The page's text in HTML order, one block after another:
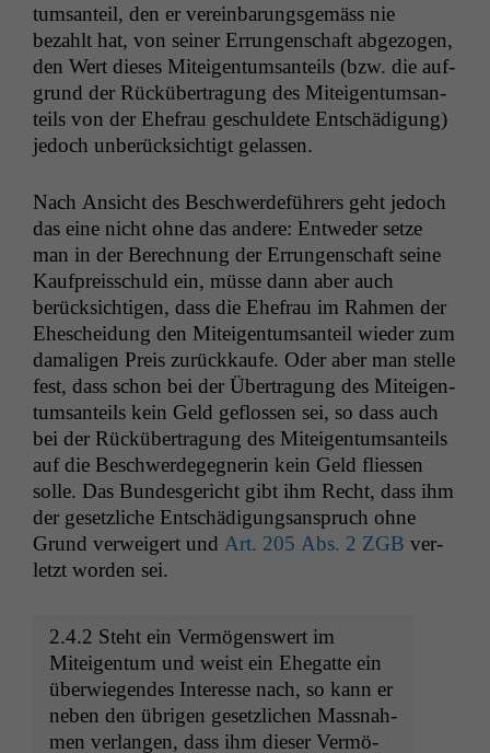
tum­san­teil, den er vere­in­barungs­gemäss nie
bezahlt hat, von sein­er Errun­gen­schaft abge­zo­gen,
den Wert dieses Miteigen­tum­san­teils (bzw. die auf­
grund der Rück­über­tra­gung des Miteigen­tum­san­
teils von der Ehe­frau geschuldete Entschädi­gung)
jedoch unberück­sichtigt gelassen.
Nach Ansicht des Beschw­erde­führers geht jedoch
das eine nicht ohne das andere: Entwed­er set­ze
man in der Berech­nung der Errun­gen­schaft seine
Kauf­preiss­chuld ein, müsse dann aber auch
berück­sichti­gen, dass die Ehe­frau im Rah­men der
Eheschei­dung den Miteigen­tum­san­teil wieder zum
dama­li­gen Preis zurück­kaufe. Oder aber man stelle
fest, dass schon bei der Über­tra­gung des Miteigen­
tum­san­teils kein Geld geflossen sei, so dass auch
bei der Rück­über­tra­gung des Miteigen­tum­san­teils
auf die Beschw­erdegeg­ner­in kein Geld fliessen
solle. Das Bun­des­gericht gibt ihm Recht, dass ihm
der geset­zliche Entschädi­gungsanspruch ohne
Grund ver­weigert und Art. 205 Abs. 2 ZGB ver­
let­zt wor­den sei.
2.4.2 Ste­ht ein Ver­mö­genswert im
Miteigen­tum und weist ein Ehe­gat­te ein
über­wiegen­des Inter­esse nach, so kann er
neben den übri­gen geset­zlichen Mass­nah­
men ver­lan­gen, dass ihm dieser Ver­mö­